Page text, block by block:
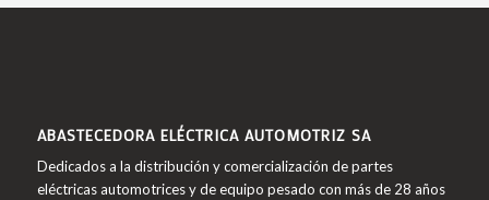
ABASTECEDORA ELÉCTRICA AUTOMOTRIZ SA
Dedicados a la distribución y comercialización de partes
eléctricas automotrices y de equipo pesado con más de 28 años